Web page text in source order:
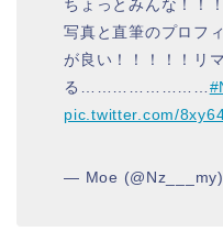
ちょっとみんな！！
写真と直筆のプロフ
が良い！！！！！リ
る……………………
pic.twitter.com/
— Moe